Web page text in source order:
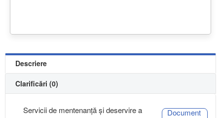
Descriere
Clarificări (0)
Servicii de mentenanță și deservire a
Document